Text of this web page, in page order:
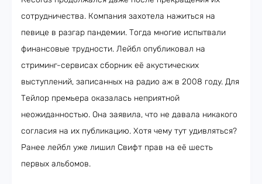
сотрудничества. Компания захотела нажиться на
певице в разгар пандемии. Тогда многие испытвали
финансовые трудности. Лейбл опубликовал на
стриминг-сервисах сборник её акустических
выступлений, записанных на радио аж в 2008 году. Для
Тейлор премьера оказалась неприятной
неожиданностью. Она заявила, что не давала никакого
согласия на их публикацию. Хотя чему тут удивляться?
Ранее лейбл уже лишил Свифт прав на её шесть
первых альбомов.